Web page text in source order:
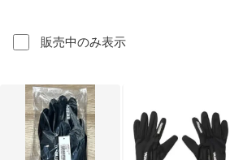
販売中のみ表示